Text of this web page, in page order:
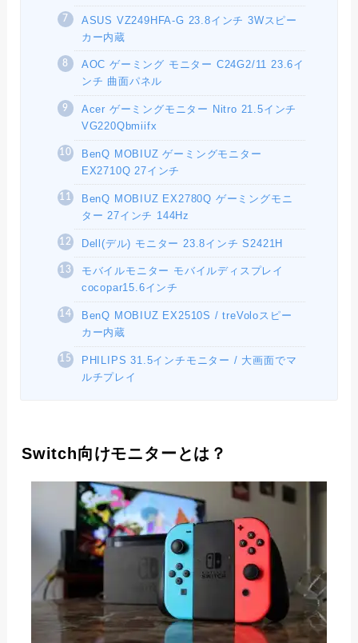
ASUS VZ249HFA-G 23.8インチ 3Wスピー
カー内蔵
AOC ゲーミング モニター C24G2/11 23.6イ
ンチ 曲面パネル
Acer ゲーミングモニター Nitro 21.5インチ
VG220Qbmiifx
BenQ MOBIUZ ゲーミングモニター
EX2710Q 27インチ
BenQ MOBIUZ EX2780Q ゲーミングモニ
ター 27インチ 144Hz
Dell(デル) モニター 23.8インチ S2421H
モバイルモニター モバイルディスプレイ
cocopar15.6インチ
BenQ MOBIUZ EX2510S / treVoloスピー
カー内蔵
PHILIPS 31.5インチモニター / 大画面でマ
ルチプレイ
Switch向けモニターとは？